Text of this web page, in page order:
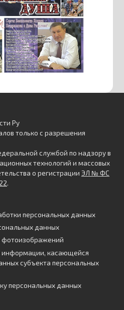
Ру
только с разрешения
службой по надзору в
технологий и массовых
о регистрации ЭЛ № ФС
.
персональных данных
данных
фотоизображений
информации, касающейся
субъекта персональных
персональных данных